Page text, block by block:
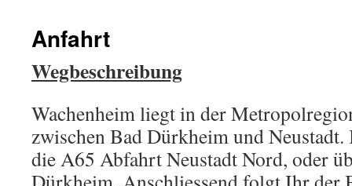
Anfahrt
Wegbeschreibung
Wachenheim liegt in der
zwischen Bad Dürkheim und
die A65 Abfahrt Neustadt Nord, oder